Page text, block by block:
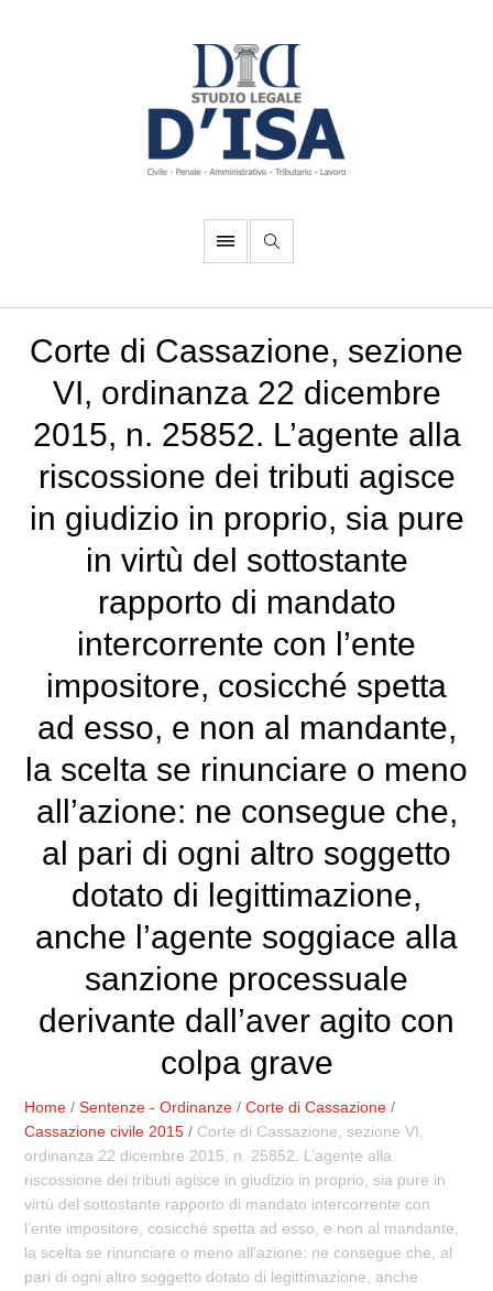
Corte di Cassazione, sezione
VI, ordinanza 22 dicembre
2015, n. 25852. L’agente alla
riscossione dei tributi agisce
in giudizio in proprio, sia pure
in virtù del sottostante
rapporto di mandato
intercorrente con l’ente
impositore, cosicché spetta
ad esso, e non al mandante,
la scelta se rinunciare o meno
all’azione: ne consegue che,
al pari di ogni altro soggetto
dotato di legittimazione,
anche l’agente soggiace alla
sanzione processuale
derivante dall’aver agito con
colpa grave
Home /Sentenze - Ordinanze /Corte di Cassazione /
Cassazione civile 2015 / Corte di Cassazione, sezione VI,
ordinanza 22 dicembre 2015, n. 25852. L’agente alla
riscossione dei tributi agisce in giudizio in proprio, sia pure in
virtù del sottostante rapporto di mandato intercorrente con
l’ente impositore, cosicché spetta ad esso, e non al mandante,
la scelta se rinunciare o meno all’azione: ne consegue che, al
pari di ogni altro soggetto dotato di legittimazione, anche